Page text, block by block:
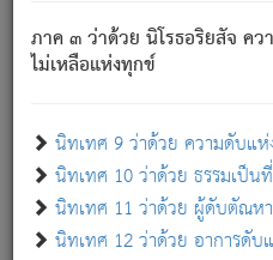
ภาค ๓ ว่าด้วย นิโรธอริยสัจ ค
ไม่เหลือแห่งทุกข์
นิทเทศ 9 ว่าด้วย ความดับแ
นิทเทศ 10 ว่าด้วย ธรรมเป็
นิทเทศ 11 ว่าด้วย ผู้ดับตัณหา
นิทเทศ 12 ว่าด้วย อาการดั
ภิกษุนั้น เป็นผู้ครอบงำมารไ
ภพทั้งหลายทั้งปวงได้แล้ว เป็นผู้
- อุ.ขุ. ๒๕/๑๒๑/๘๔.
(ข้อความนี้ เป็นพระพุทธอุทา
เป็นที่ตรัสรู้ เมื่อตรัสรู้แล้วได้ 7